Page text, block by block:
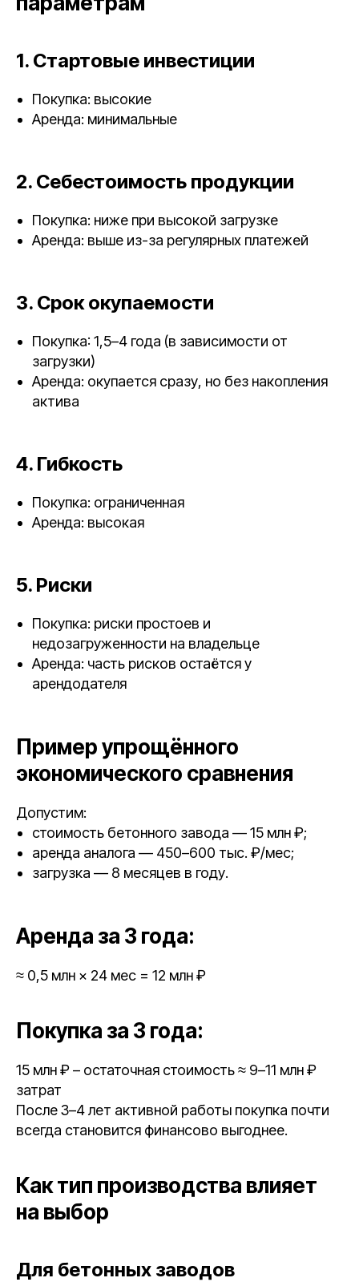
1. Стартовые инвестиции
Покупка: высокие
Аренда: минимальные
2. Себестоимость продукции
Покупка: ниже при высокой загрузке
Аренда: выше из-за регулярных платежей
3. Срок окупаемости
Покупка: 1,5–4 года (в зависимости от
загрузки)
Аренда: окупается сразу, но без накопления
актива
4. Гибкость
Покупка: ограниченная
Аренда: высокая
5. Риски
Покупка: риски простоев и
недозагруженности на владельце
Аренда: часть рисков остаётся у
арендодателя
Пример упрощённого
экономического сравнения
Допустим:
стоимость бетонного завода — 15 млн ₽;
аренда аналога — 450–600 тыс. ₽/мес;
загрузка — 8 месяцев в году.
Аренда за 3 года:
≈ 0,5 млн × 24 мес = 12 млн ₽
Покупка за 3 года:
15 млн ₽ – остаточная стоимость ≈ 9–11 млн ₽
затрат
После 3–4 лет активной работы покупка почти
всегда становится финансово выгоднее.
Как тип производства влияет
на выбор
Для бетонных заводов